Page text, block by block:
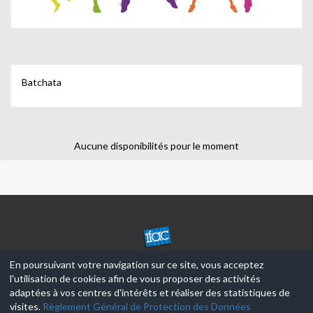
Batchata
Aucune disponibilités pour le moment
CENTRE
PARIS
ANIM'
DUNOIS
ET
RICHET
© 2017-2026, Ce site est propulsé par Aniapps.fr
CGV
En poursuivant votre navigation sur ce site, vous acceptez
l'utilisation de cookies afin de vous proposer des activités
adaptées à vos centres d'intérêts et réaliser des statistiques de
visites. Règlement Général de Protection des Données